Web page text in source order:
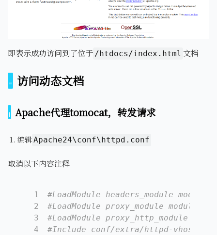
即表示成功访问到了位于 /htdocs/index.html 文档
访问动态文档
Apache代理tomocat，转发请求
编辑Apache24\conf\httpd.conf
取消以下内容注释
1
2
3
4
#LoadModule headers_module
#LoadModule proxy_module modules/
#LoadModule proxy_http_module
#Include conf/extra/httpd-